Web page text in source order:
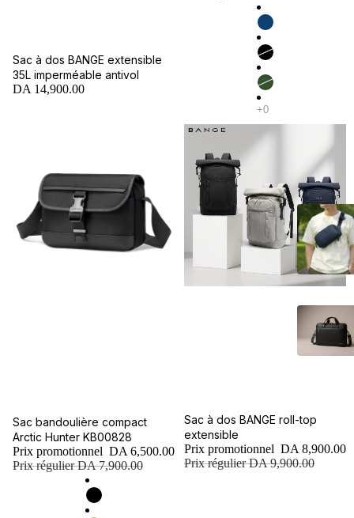
Sac à dos BANGE extensible
35L imperméable antivol
DA 14,900.00
Promotion
Sac bandoulière compact
Arctic Hunter KB00828
Prix promotionnel DA 6,500.00
Prix régulierDA 7,900.00
Promotion
Sac à dos BANGE roll-top
extensible
Prix promotionnel DA 8,900.00
Prix régulierDA 9,900.00